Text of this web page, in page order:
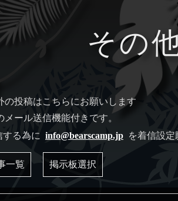
その
の投稿はこちらにお願いします
メール送信機能付きです。
する為に info@bearscamp.jp を着信設定
一覧 掲示板選択